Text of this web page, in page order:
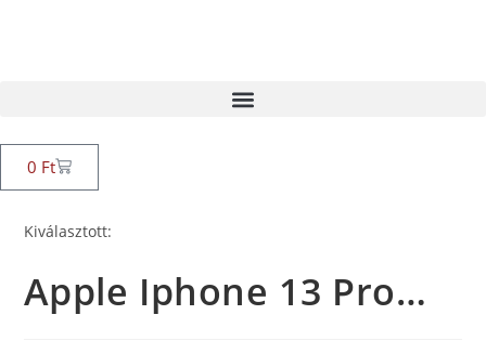
0 Ft
Kiválasztott:
Apple Iphone 13 Pro…